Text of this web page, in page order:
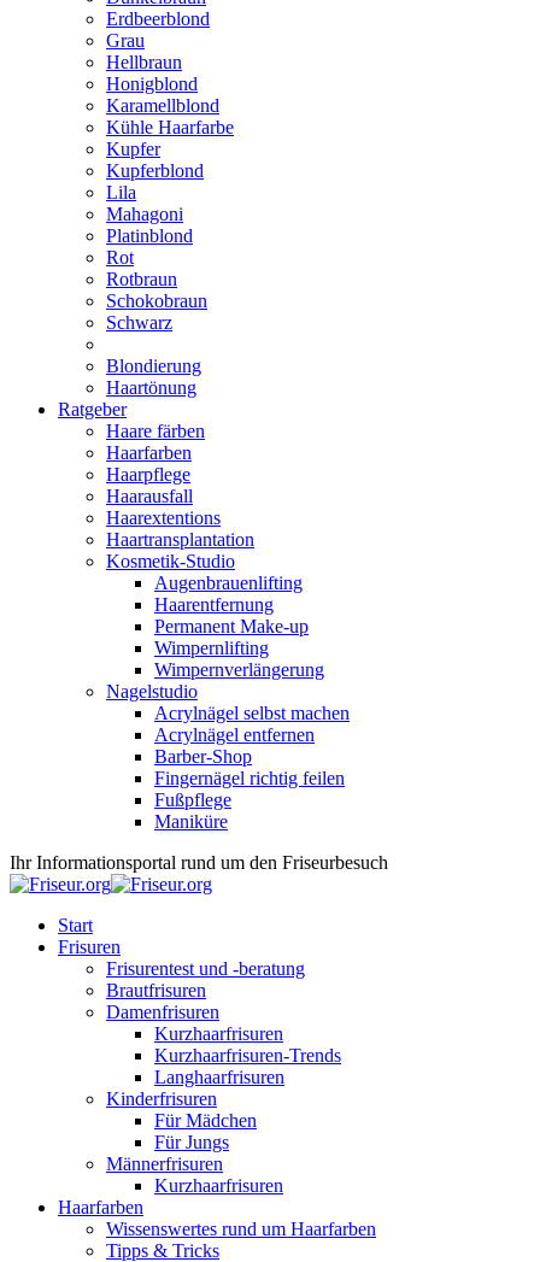
Erdbeerblond
Grau
Hellbraun
Honigblond
Karamellblond
Kühle Haarfarbe
Kupfer
Kupferblond
Lila
Mahagoni
Platinblond
Rot
Rotbraun
Schokobraun
Schwarz
Blondierung
Haartönung
Ratgeber
Haare färben
Haarfarben
Haarpflege
Haarausfall
Haarextentions
Haartransplantation
Kosmetik-Studio
Augenbrauenlifting
Haarentfernung
Permanent Make-up
Wimpernlifting
Wimpernverlängerung
Nagelstudio
Acrylnägel selbst machen
Acrylnägel entfernen
Barber-Shop
Fingernägel richtig feilen
Fußpflege
Maniküre
Ihr Informationsportal rund um den Friseurbesuch
Start
Frisuren
Frisurentest und -beratung
Brautfrisuren
Damenfrisuren
Kurzhaarfrisuren
Kurzhaarfrisuren-Trends
Langhaarfrisuren
Kinderfrisuren
Für Mädchen
Für Jungs
Männerfrisuren
Kurzhaarfrisuren
Haarfarben
Wissenswertes rund um Haarfarben
Tipps & Tricks